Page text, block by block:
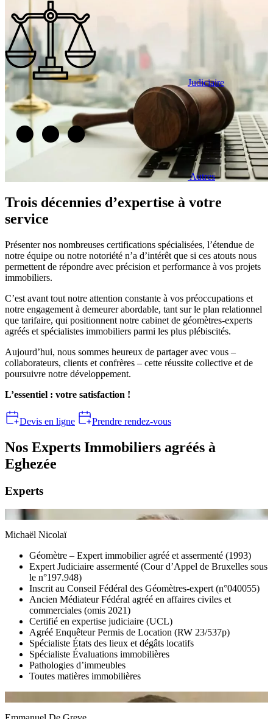
Judiciaire
Autres
Trois décennies d’expertise à votre
service
Présenter nos nombreuses certifications spécialisées, l’étendue de
notre équipe ou notre notoriété n’a d’intérêt que si ces atouts nous
permettent de répondre avec précision et performance à vos projets
immobiliers.
C’est avant tout notre attention constante à vos préoccupations et
notre engagement à demeurer abordable, tant sur le plan relationnel
que tarifaire, qui positionnent notre cabinet de géomètres-experts
agréés et spécialistes immobiliers parmi les plus plébiscités.
Aujourd’hui, nous sommes heureux de partager avec vous –
collaborateurs, clients et confrères – cette réussite collective et de
poursuivre notre développement.
L’essentiel : votre satisfaction !
Devis en ligne Prendre rendez-vous
Nos Experts Immobiliers agréés à
Eghezée
Experts
Michaël Nicolaï
Géomètre – Expert immobilier agréé et assermenté (1993)
Expert Judiciaire assermenté (Cour d’Appel de Bruxelles sous
le n°197.948)
Inscrit au Conseil Fédéral des Géomètres-expert (n°040055)
Ancien Médiateur Fédéral agréé en affaires civiles et
commerciales (omis 2021)
Certifié en expertise judiciaire (UCL)
Agréé Enquêteur Permis de Location (RW 23/537p)
Spécialiste États des lieux et dégâts locatifs
Spécialiste Évaluations immobilières
Pathologies d’immeubles
Toutes matières immobilières